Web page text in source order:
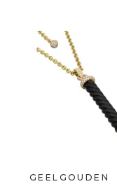
GEELGOUDEN